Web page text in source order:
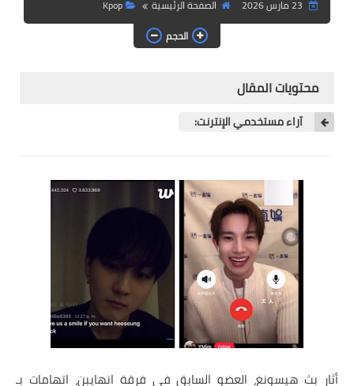
آراء الكوريينالصفحة الرئيسية
Kpop
الحجم
محتويات المقال
آراء مستخدمي الإنترنت:
أثار بث هيسونغ، العضو السابق في فرقة انهايبن، اتهامات بـ